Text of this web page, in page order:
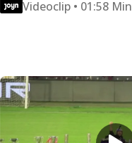
Videoclip • 01:58 Min